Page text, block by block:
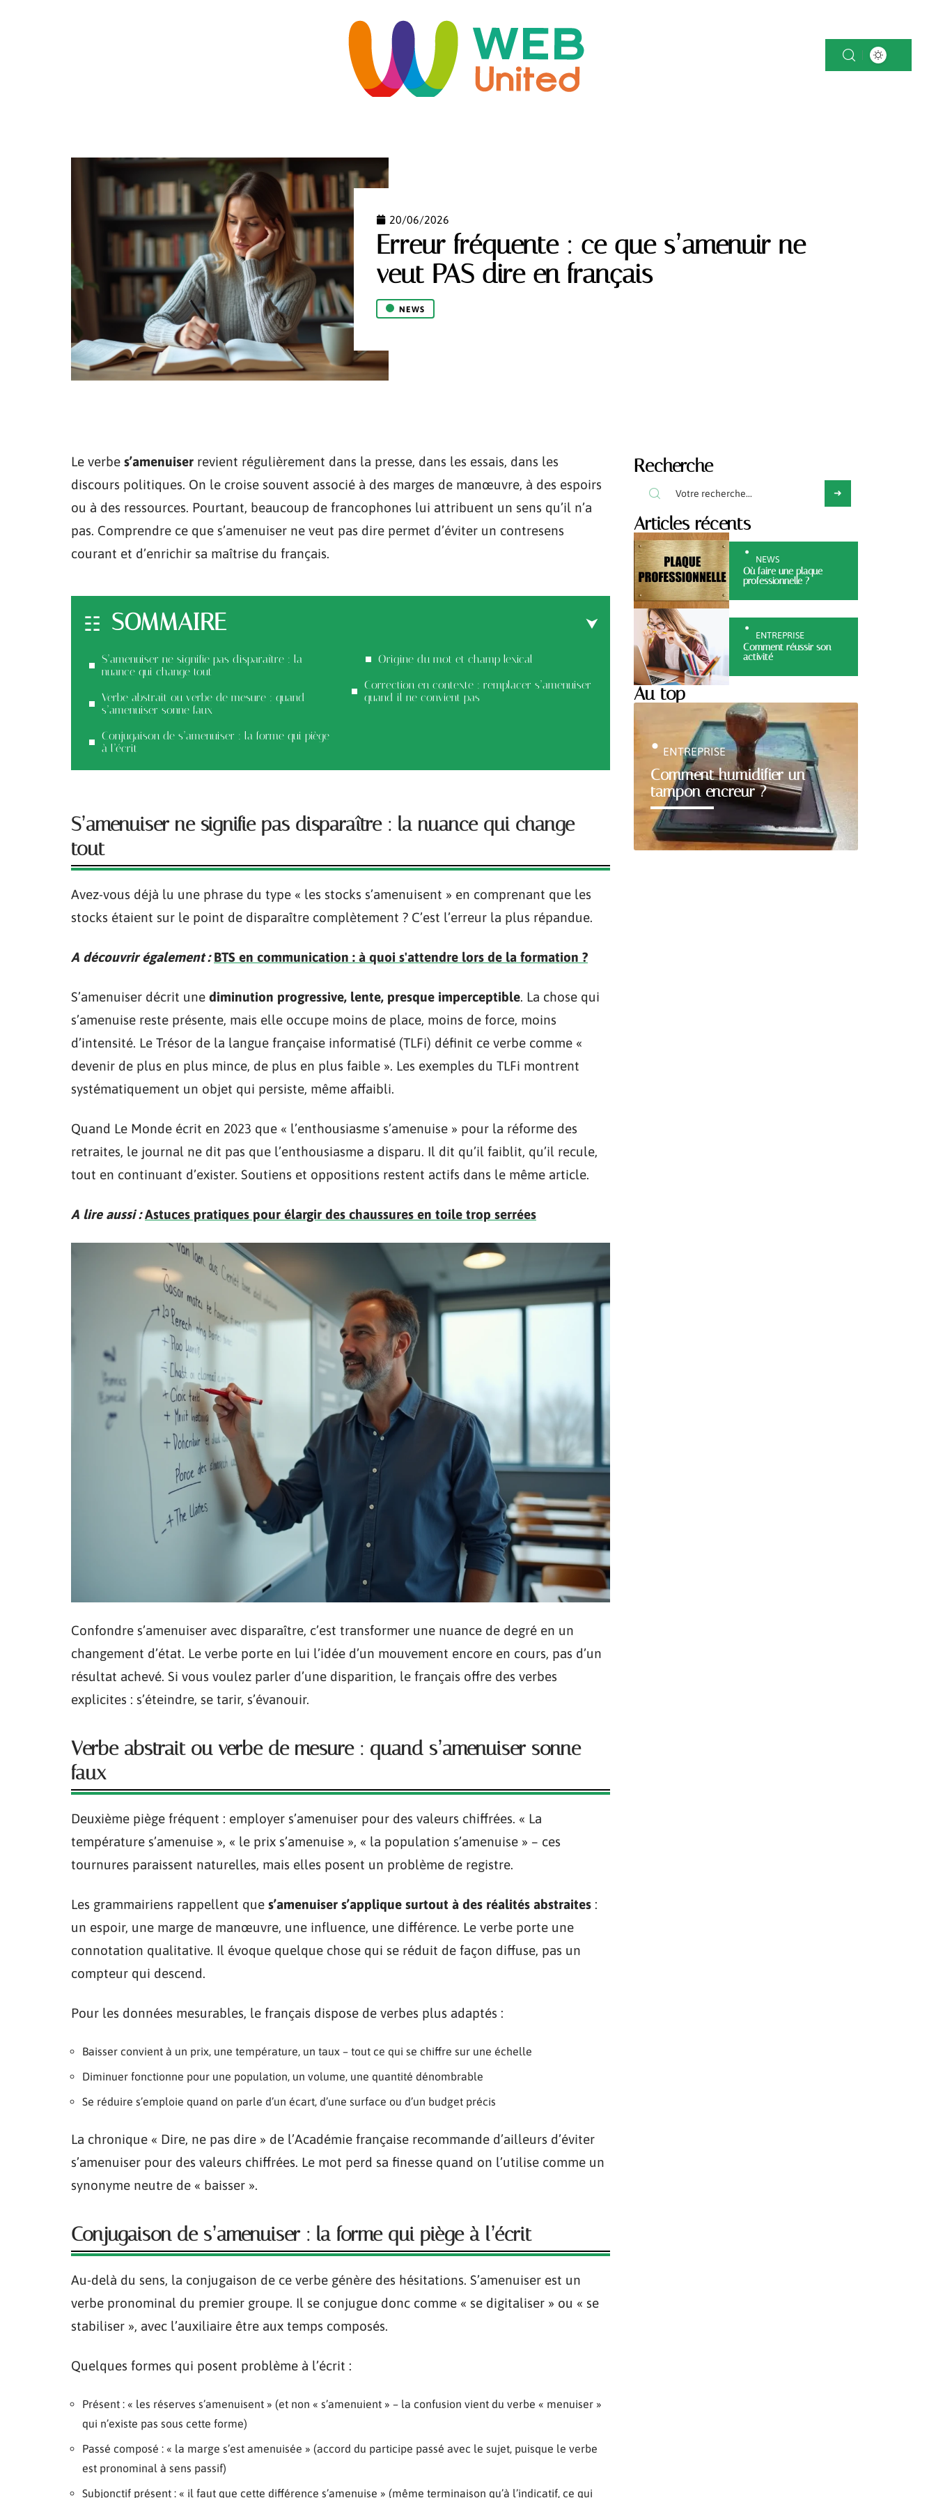
20/06/2026
Erreur fréquente : ce que s’amenuir ne
veut PAS dire en français
NEWS
Le verbe s’amenuiser revient régulièrement dans la presse, dans les essais, dans les
discours politiques. On le croise souvent associé à des marges de manœuvre, à des espoirs
ou à des ressources. Pourtant, beaucoup de francophones lui attribuent un sens qu’il n’a
pas. Comprendre ce que s’amenuiser ne veut pas dire permet d’éviter un contresens
courant et d’enrichir sa maîtrise du français.
SOMMAIRE
S’amenuiser ne signifie pas disparaître : la
nuance qui change tout
Verbe abstrait ou verbe de mesure : quand
s’amenuiser sonne faux
Conjugaison de s’amenuiser : la forme qui piège
à l’écrit
Origine du mot et champ lexical
Correction en contexte : remplacer s’amenuiser
quand il ne convient pas
S’amenuiser ne signifie pas disparaître : la nuance qui change
tout
Avez-vous déjà lu une phrase du type « les stocks s’amenuisent » en comprenant que les
stocks étaient sur le point de disparaître complètement ? C’est l’erreur la plus répandue.
A découvrir également : BTS en communication : à quoi s'attendre lors de la formation ?
S’amenuiser décrit une diminution progressive, lente, presque imperceptible. La chose qui
s’amenuise reste présente, mais elle occupe moins de place, moins de force, moins
d’intensité. Le Trésor de la langue française informatisé (TLFi) définit ce verbe comme «
devenir de plus en plus mince, de plus en plus faible ». Les exemples du TLFi montrent
systématiquement un objet qui persiste, même affaibli.
Quand Le Monde écrit en 2023 que « l’enthousiasme s’amenuise » pour la réforme des
retraites, le journal ne dit pas que l’enthousiasme a disparu. Il dit qu’il faiblit, qu’il recule,
tout en continuant d’exister. Soutiens et oppositions restent actifs dans le même article.
A lire aussi : Astuces pratiques pour élargir des chaussures en toile trop serrées
Confondre s’amenuiser avec disparaître, c’est transformer une nuance de degré en un
changement d’état. Le verbe porte en lui l’idée d’un mouvement encore en cours, pas d’un
résultat achevé. Si vous voulez parler d’une disparition, le français offre des verbes
explicites : s’éteindre, se tarir, s’évanouir.
Verbe abstrait ou verbe de mesure : quand s’amenuiser sonne
faux
Deuxième piège fréquent : employer s’amenuiser pour des valeurs chiffrées. « La
température s’amenuise », « le prix s’amenuise », « la population s’amenuise » – ces
tournures paraissent naturelles, mais elles posent un problème de registre.
Les grammairiens rappellent que s’amenuiser s’applique surtout à des réalités abstraites :
un espoir, une marge de manœuvre, une influence, une différence. Le verbe porte une
connotation qualitative. Il évoque quelque chose qui se réduit de façon diffuse, pas un
compteur qui descend.
Pour les données mesurables, le français dispose de verbes plus adaptés :
Baisser convient à un prix, une température, un taux – tout ce qui se chiffre sur une échelle
Diminuer fonctionne pour une population, un volume, une quantité dénombrable
Se réduire s’emploie quand on parle d’un écart, d’une surface ou d’un budget précis
La chronique « Dire, ne pas dire » de l’Académie française recommande d’ailleurs d’éviter
s’amenuiser pour des valeurs chiffrées. Le mot perd sa finesse quand on l’utilise comme un
synonyme neutre de « baisser ».
Conjugaison de s’amenuiser : la forme qui piège à l’écrit
Au-delà du sens, la conjugaison de ce verbe génère des hésitations. S’amenuiser est un
verbe pronominal du premier groupe. Il se conjugue donc comme « se digitaliser » ou « se
stabiliser », avec l’auxiliaire être aux temps composés.
Quelques formes qui posent problème à l’écrit :
Présent : « les réserves s’amenuisent » (et non « s’amenuient » – la confusion vient du verbe « menuiser »
qui n’existe pas sous cette forme)
Passé composé : « la marge s’est amenuisée » (accord du participe passé avec le sujet, puisque le verbe
est pronominal à sens passif)
Subjonctif présent : « il faut que cette différence s’amenuise » (même terminaison qu’à l’indicatif, ce qui
Recherche
Articles récents
NEWS
Où faire une plaque
professionnelle ?
ENTREPRISE
Comment réussir son
activité
Au top
Comment humidifier un
tampon encreur ?
ENTREPRISE